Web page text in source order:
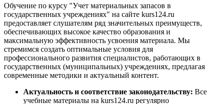
Обучение по курсу "Учет материальных запасов в
государственных учреждениях" на сайте kurs124.ru
предоставляет слушателям ряд значительных преимуществ,
обеспечивающих высокое качество образования и
максимальную эффективность усвоения материала. Мы
стремимся создать оптимальные условия для
профессионального развития специалистов, работающих в
государственных (муниципальных) учреждениях, предлагая
современные методики и актуальный контент.
Актуальность и соответствие законодательству: Все
учебные материалы на kurs124.ru регулярно